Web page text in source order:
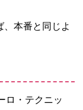
本番と同じよ
ロ・テクニッ